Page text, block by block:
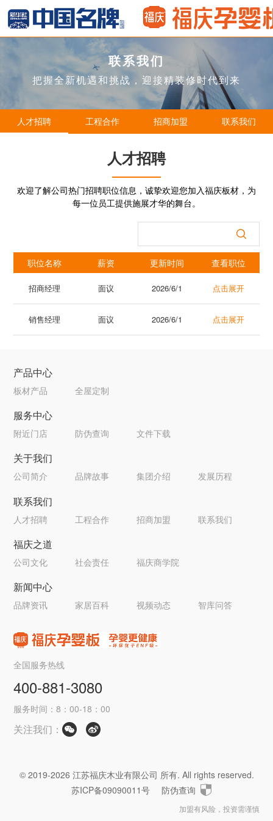
联系我们
把握全新机遇和挑战，迎接精装修时代到来
人才招聘 工程合作 招商加盟 联系我们
人才招聘
欢迎了解公司热门招聘职位信息，诚挚欢迎您加入福庆板材，为
每一位员工提供施展才华的舞台。
职位名称 薪资 更新时间 查看职位
招商经理 面议 2026/6/1 点击展开
岗位职责：
2、有望成为顶尖招商高手，收入上不封顶，有望成为优秀
组织管理及经营人员者优先考虑；
3、开发管理并协调与潜在新客户的日常交流工作;
4、开发新客户，协助实施市场营销计划方式。
任职要求：
1、大专及以上学历；
2、普通话标准，适应出差，勇于不断迎接新挑战；
3、能承受较大的工作压力，具有良好的沟通、协调能力和
联系方式：武经理 13401872077
申请岗位
销售经理 面议 2026/6/1 点击展开
1、具备销售经验，能有效合理安排时间并保证完成公司、
部门制定的销售任务；
2、有望成为顶尖销售高手，收入上不封顶，有望成为优秀
3、管理监督上协调与客户的日常工作;
4、开发新客户，协助实施市场营销计划方式。
1、大专及以上学历；
2、普通话标准，适应出差，勇于不断迎接新挑战；
3、能承受较大的工作压力，具有良好的沟通、协调能力和
吃苦耐劳精神。
联系方式：武经理 13401872077
申请岗位
产品中心
板材产品 全屋定制
服务中心
附近门店 防伪查询 文件下载
关于我们
公司简介 品牌故事 集团介绍 发展历程
联系我们
人才招聘 工程合作 招商加盟 联系我们
福庆之道
公司文化 社会责任 福庆商学院
新闻中心
品牌资讯 家居百科 视频动态 智库问答
全国服务热线
400-881-3080
服务时间：8：00-18：00
关注我们：
© 2019-2026 江苏福庆木业有限公司 所有. All rights reserved.
苏ICP备09090011号
防伪查询
加盟有风险，投资需谨慎